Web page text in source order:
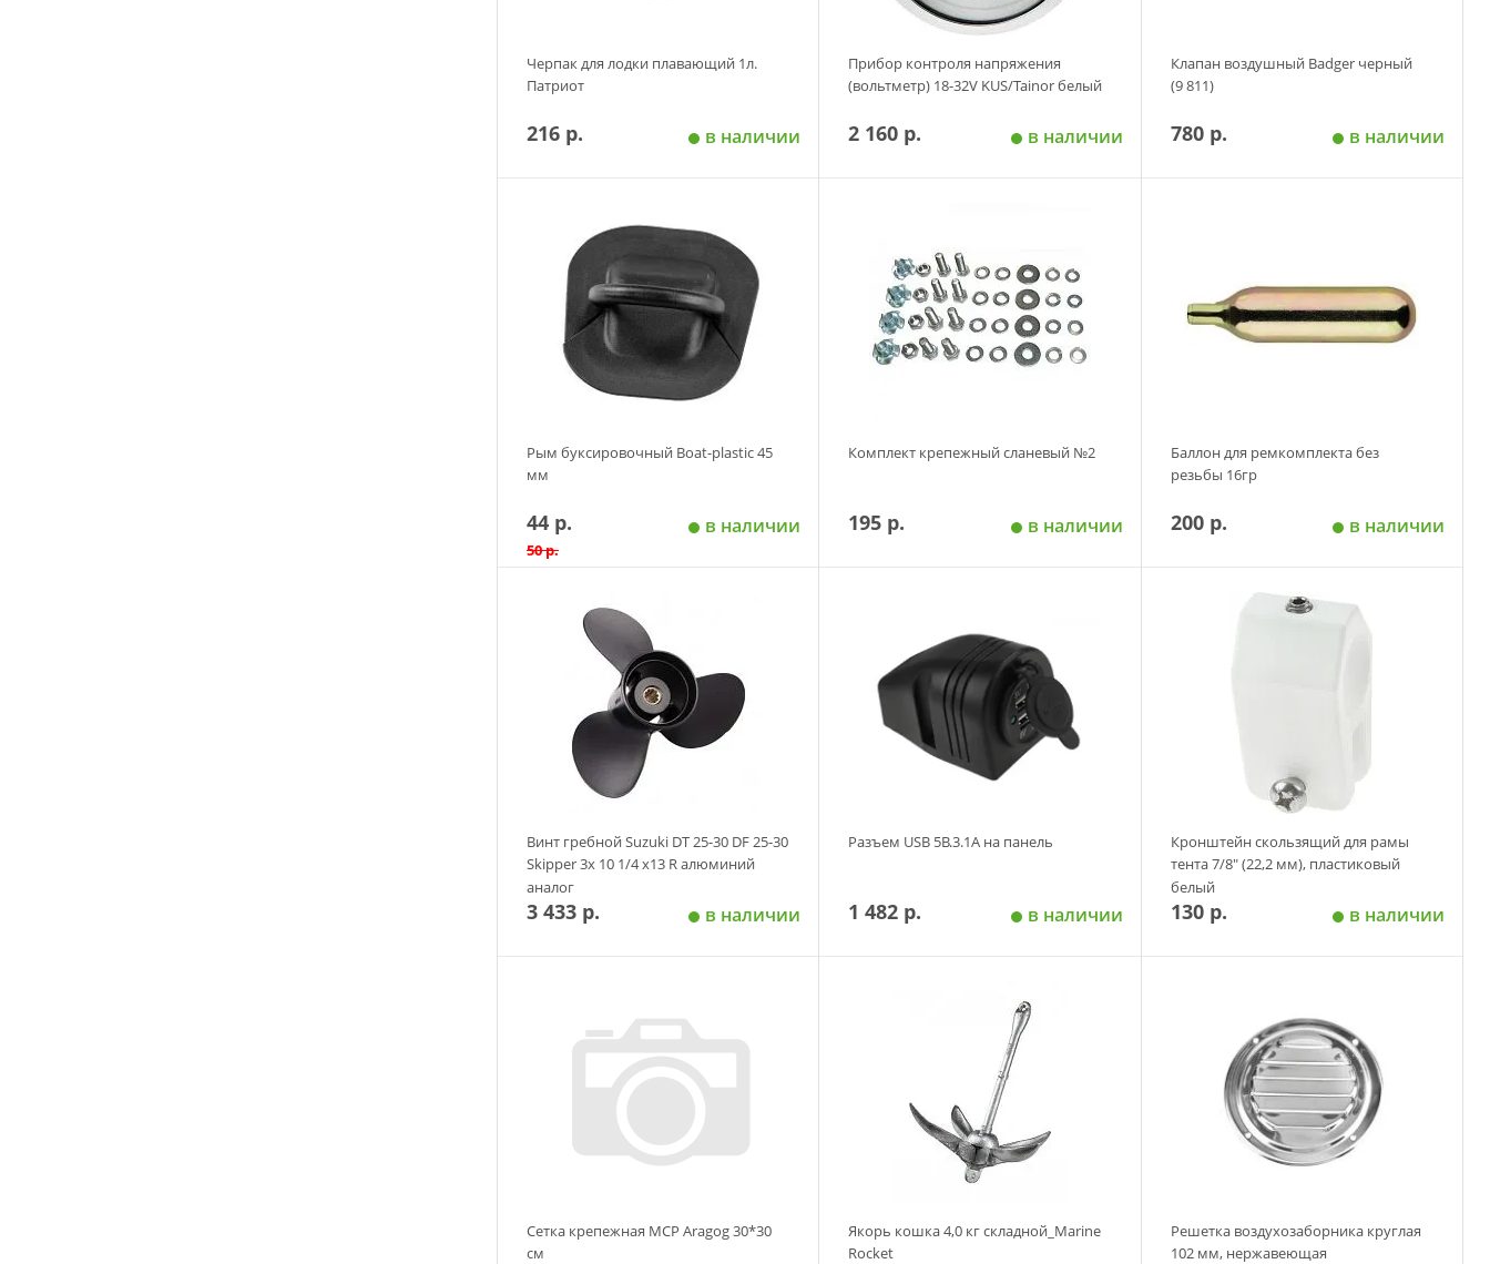
Черпак для лодки плавающий 1л.
Патриот
216 р. в наличии
Прибор контроля напряжения
(вольтметр) 18-32V KUS/Tainor белый
2 160 р. в наличии
Клапан воздушный Badger черный
(9 811)
780 р. в наличии
Рым буксировочный Boat-plastic 45
мм
44 р.
50 р.
в наличии
Добавить в корзину
Комплект крепежный сланевый №2
195 р. в наличии
Баллон для ремкомплекта без
резьбы 16гр
200 р. в наличии
Добавить в корзину
Винт гребной Suzuki DT 25-30 DF 25-30
Skipper 3х 10 1/4 х13 R алюминий
аналог
3 433 р. в наличии
Разъем USB 5В.3.1А на панель
1 482 р. в наличии
Кронштейн скользящий для рамы
тента 7/8" (22,2 мм), пластиковый
белый
130 р. в наличии
Сетка крепежная MCP Aragog 30*30
см
Якорь кошка 4,0 кг складной_Marine
Rocket
Решетка воздухозаборника круглая
102 мм, нержавеющая